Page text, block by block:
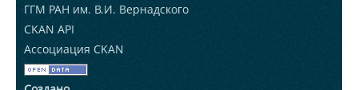
ГГМ РАН им. В.И. Вернадского
CKAN API
Ассоциация CKAN